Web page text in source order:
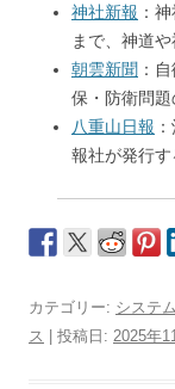
神社新報 ：
まで、神道
朝雲新聞 ：
保・防衛問
八重山日報
報社が発行
カテゴリー: システム
ス
| 投稿日: 2025年